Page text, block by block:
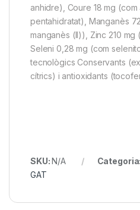
anhidre), Coure 18 mg
pentahidratat), Manganès
manganès (II)), Zinc 210 mg
Seleni 0,28 mg (com
tecnològics Conservants
cítrics) i antioxidants
SKU:N/A
GAT